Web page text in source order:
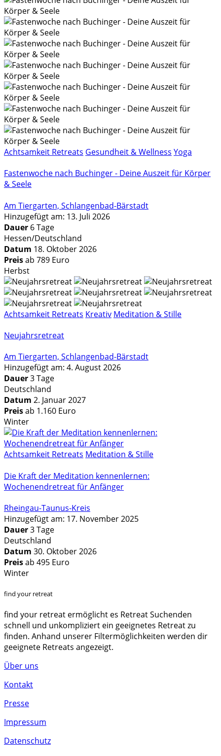
Achtsamkeit Retreats Gesundheit & Wellness Yoga
Fastenwoche nach Buchinger - Deine Auszeit für Körper
& Seele
Am Tiergarten, Schlangenbad-Bärstadt
Hinzugefügt am: 13. Juli 2026
Dauer 6 Tage
Hessen/Deutschland
Datum 18. Oktober 2026
Preisab 789 Euro
Herbst
Achtsamkeit Retreats Kreativ Meditation & Stille
Neujahrsretreat
Am Tiergarten, Schlangenbad-Bärstadt
Hinzugefügt am: 4. August 2026
Dauer3 Tage
Deutschland
Datum 2. Januar 2027
Preisab 1.160 Euro
Winter
Achtsamkeit Retreats Meditation & Stille
Die Kraft der Meditation kennenlernen:
Wochenendretreat für Anfänger
Rheingau-Taunus-Kreis
Hinzugefügt am: 17. November 2025
Dauer3 Tage
Deutschland
Datum 30. Oktober 2026
Preisab 495 Euro
Winter
find your retreat
find your retreat ermöglicht es Retreat Suchenden
schnell und unkompliziert ein geeignetes Retreat zu
finden. Anhand unserer Filtermöglichkeiten werden dir
geeignete Retreats angezeigt.
Über uns
Kontakt
Presse
Impressum
Datenschutz